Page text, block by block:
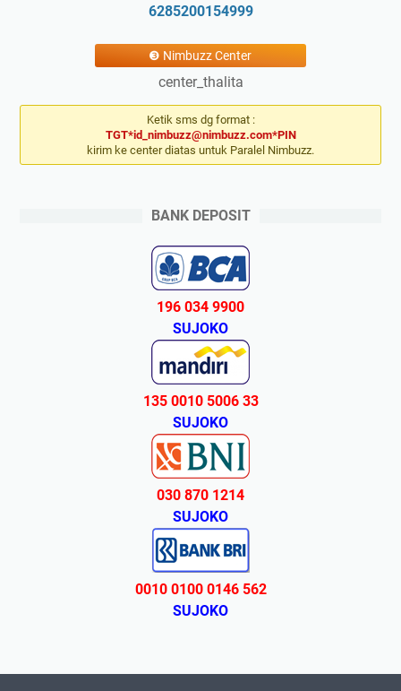
6285200154999
❸ Nimbuzz Center
center_thalita
Ketik sms dg format :
TGT*id_nimbuzz@nimbuzz.com*PIN
kirim ke center diatas untuk Paralel Nimbuzz.
BANK DEPOSIT
196 034 9900
SUJOKO
135 0010 5006 33
SUJOKO
030 870 1214
SUJOKO
0010 0100 0146 562
SUJOKO